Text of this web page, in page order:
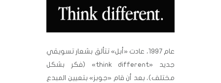
عام 1997، عادت «أبل» تتألق بشعار تسويقي
جديد «think different» (فكر بشكل
مختلف)، بعد أن قام «جوبز» بتعيين المبدع